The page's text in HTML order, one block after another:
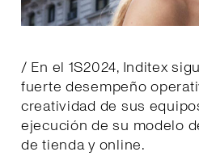
/ En el 1S2024, Inditex
fuerte desempeño
creatividad de sus
ejecución de su modelo
de tienda y online.